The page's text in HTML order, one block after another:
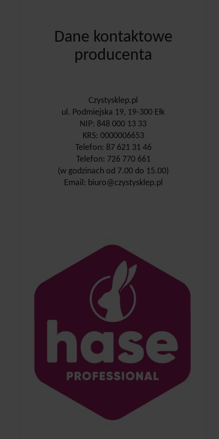
Dane kontaktowe
producenta
Czystysklep.pl
ul. Podmiejska 19, 19-300 Ełk
NIP: 848 000 13 33
KRS: 0000006653
Telefon: 87 621 31 46
Telefon: 726 770 661
(w godzinach od 7.00 do 15.00)
Email: biuro@czystysklep.pl